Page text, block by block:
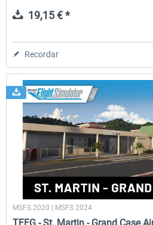
19,15 € *
Recordar
MSFS 2020 | MSFS 2024